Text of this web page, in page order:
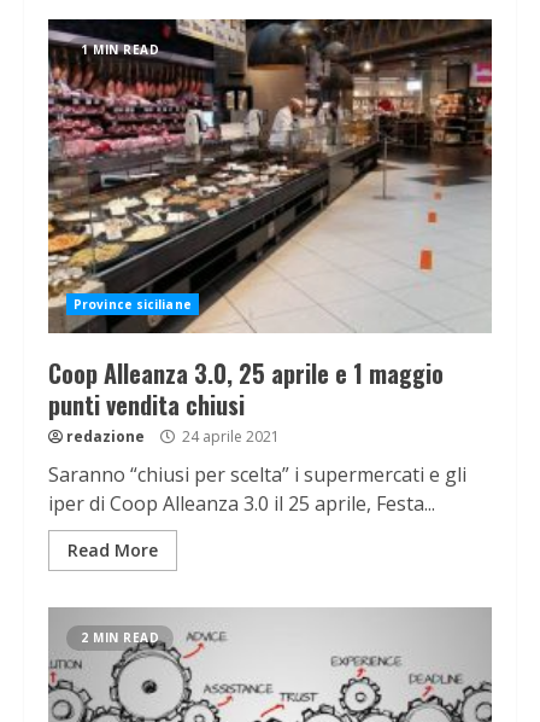
1 MIN READ
Province siciliane
Coop Alleanza 3.0, 25 aprile e 1 maggio
punti vendita chiusi
redazione 24 aprile 2021
Saranno “chiusi per scelta” i supermercati e gli
iper di Coop Alleanza 3.0 il 25 aprile, Festa...
Read More
2 MIN READ